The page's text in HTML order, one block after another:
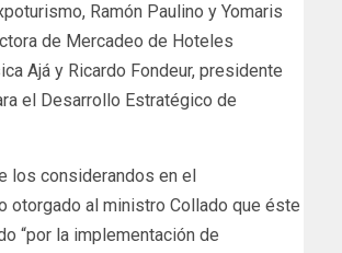
Ramón Paulino y Yomaris
de Mercadeo de Hoteles
Ajá y Ricardo Fondeur, presidente
el Desarrollo Estratégico de
los considerandos en el
otorgado al ministro Collado que éste
“por la implementación de